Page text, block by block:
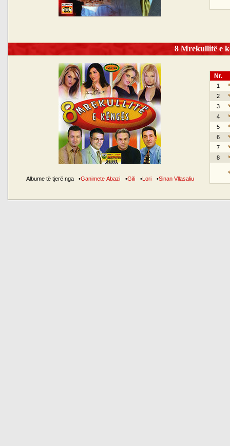
8 Mrekullitë e
Albume të tjerë nga •Ganimete Abazi •Gili •Lori •Sinan Vllasaliu
Nr.
1
2
3
4
5
6
7
8